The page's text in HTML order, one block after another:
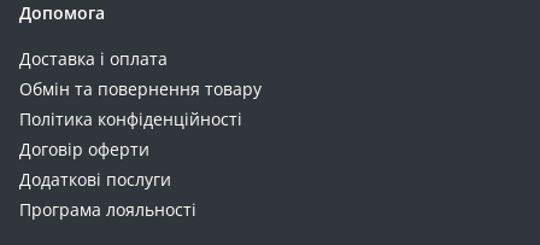
Допомога
Доставка і оплата
Обмін та повернення товару
Політика конфіденційності
Договір оферти
Додаткові послуги
Програма лояльності